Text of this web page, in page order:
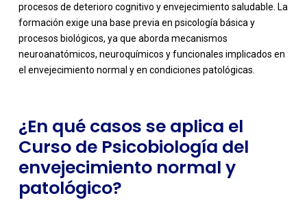
procesos de deterioro cognitivo y envejecimiento saludable. La
formación exige una base previa en psicología básica y
procesos biológicos, ya que aborda mecanismos
neuroanatómicos, neuroquímicos y funcionales implicados en
el envejecimiento normal y en condiciones patológicas.
-
¿En qué casos se aplica el
Curso de Psicobiología del
envejecimiento normal y
patológico?